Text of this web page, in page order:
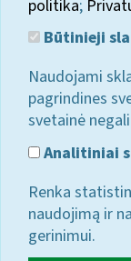
politika;
Būtinieji
Naudojami
pagrindines
svetainė
Analitiniai
Renka
naudojimą ir
gerinimui.